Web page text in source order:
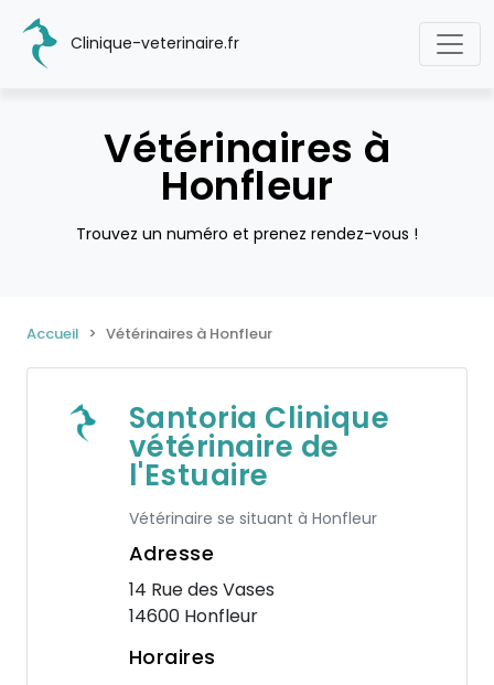
Clinique-veterinaire.fr
Vétérinaires à
Honfleur
Trouvez un numéro et prenez rendez-vous !
Accueil Vétérinaires à Honfleur
Santoria Clinique
vétérinaire de
l'Estuaire
Vétérinaire se situant à Honfleur
Adresse
14 Rue des Vases
14600 Honfleur
Horaires